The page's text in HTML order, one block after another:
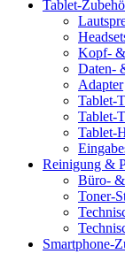
Tablet-
Kopf-
Daten-
Adapter
Tablet-
Tablet-
Tablet-
Reinigung &
Büro-
Toner-
Smartphone-